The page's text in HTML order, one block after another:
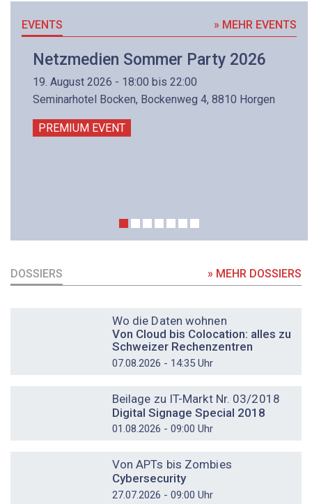
EVENTS » MEHR EVENTS
Netzmedien Sommer Party 2026
19. August 2026 - 18:00 bis 22:00
Seminarhotel Bocken, Bockenweg 4, 8810 Horgen
PREMIUM EVENT
DOSSIERS » MEHR DOSSIERS
Wo die Daten wohnen
Von Cloud bis Colocation: alles zu
Schweizer Rechenzentren
07.08.2026 - 14:35 Uhr
Beilage zu IT-Markt Nr. 03/2018
Digital Signage Special 2018
01.08.2026 - 09:00 Uhr
Von APTs bis Zombies
Cybersecurity
27.07.2026 - 09:00 Uhr